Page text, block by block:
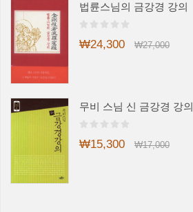
법륜스님의 금강경 강의
₩24,300 ₩27,000
무비 스님 신 금강경 강의
₩15,300 ₩17,000